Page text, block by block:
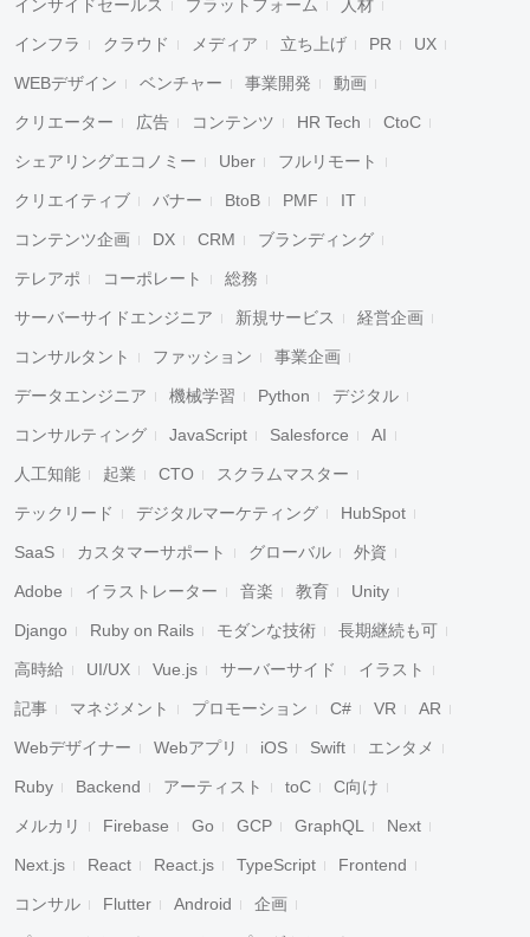
インサイドセールス プラットフォーム 人材
インフラ クラウド メディア 立ち上げ PR UX
WEBデザイン ベンチャー 事業開発 動画
クリエーター 広告 コンテンツ HR Tech CtoC
シェアリングエコノミー Uber フルリモート
クリエイティブ バナー BtoB PMF IT
コンテンツ企画 DX CRM ブランディング
テレアポ コーポレート 総務
サーバーサイドエンジニア 新規サービス 経営企画
コンサルタント ファッション 事業企画
データエンジニア 機械学習 Python デジタル
コンサルティング JavaScript Salesforce AI
人工知能 起業 CTO スクラムマスター
テックリード デジタルマーケティング HubSpot
SaaS カスタマーサポート グローバル 外資
Adobe イラストレーター 音楽 教育 Unity
Django Ruby on Rails モダンな技術 長期継続も可
高時給 UI/UX Vue.js サーバーサイド イラスト
記事 マネジメント プロモーション C# VR AR
Webデザイナー Webアプリ iOS Swift エンタメ
Ruby Backend アーティスト toC C向け
メルカリ Firebase Go GCP GraphQL Next
Next.js React React.js TypeScript Frontend
コンサル Flutter Android 企画